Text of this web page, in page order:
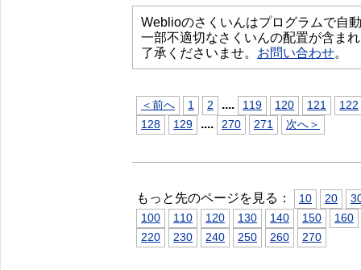
Weblioのさくいんはプログラムで自
一部不適切なさくいんの配置が含ま
了承くださいませ。 お問い合わせ。
＜前へ 1 2 .... 119 120 121
122
128
129 .... 270 271 次へ＞
もっと先のページを見る： 10 20
100
110 120 130 140 150
160
220
230 240 250 260 270